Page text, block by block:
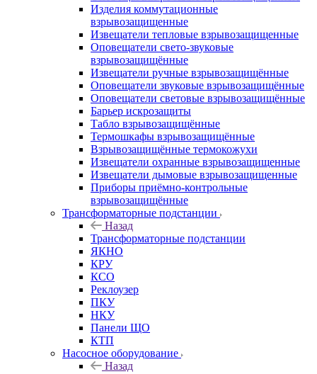
Изделия коммутационные
взрывозащищенные
Извещатели тепловые взрывозащищенные
Оповещатели свето-звуковые
взрывозащищённые
Извещатели ручные взрывозащищённые
Оповещатели звуковые взрывозащищённые
Оповещатели световые взрывозащищённые
Барьер искрозащиты
Табло взрывозащищённые
Термошкафы взрывозащищённые
Взрывозащищённые термокожухи
Извещатели охранные взрывозащищенные
Извещатели дымовые взрывозащищенные
Приборы приёмно-контрольные
взрывозащищённые
Трансформаторные подстанции
Назад
Трансформаторные подстанции
ЯКНО
КРУ
КСО
Реклоузер
ПКУ
НКУ
Панели ЩО
КТП
Насосное оборудование
Назад